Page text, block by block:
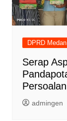
DPRD Medan
Serap
admingen